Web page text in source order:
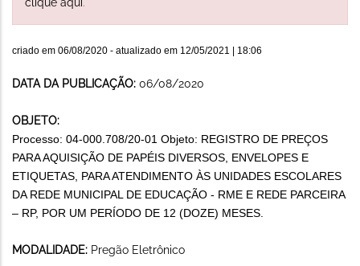
criado em 06/08/2020 - atualizado em 12/05/2021 | 18:06
DATA DA PUBLICAÇÃO: 06/08/2020
OBJETO:
Processo: 04-000.708/20-01 Objeto: REGISTRO DE PREÇOS
PARA AQUISIÇÃO DE PAPÉIS DIVERSOS, ENVELOPES E
ETIQUETAS, PARA ATENDIMENTO ÀS UNIDADES ESCOLARES
DA REDE MUNICIPAL DE EDUCAÇÃO - RME E REDE PARCEIRA
– RP, POR UM PERÍODO DE 12 (DOZE) MESES.
MODALIDADE: Pregão Eletrônico